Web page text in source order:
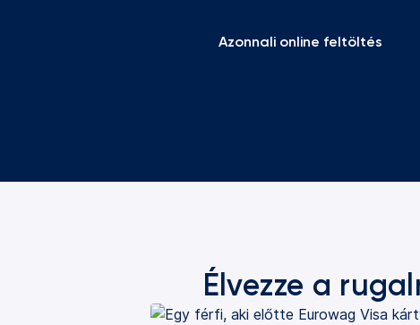
Azonnali online feltöltés
Élvezze a